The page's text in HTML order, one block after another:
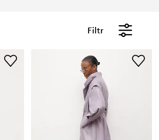
Filtr